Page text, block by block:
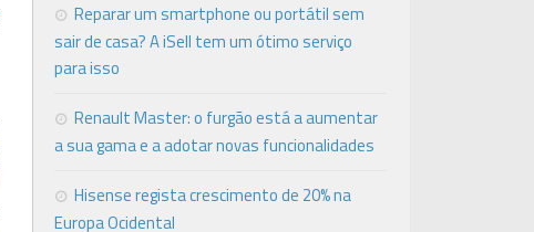
Reparar um smartphone ou portátil sem
sair de casa? A iSell tem um ótimo serviço
para isso
Renault Master: o furgão está a aumentar
a sua gama e a adotar novas funcionalidades
Hisense regista crescimento de 20% na
Europa Ocidental